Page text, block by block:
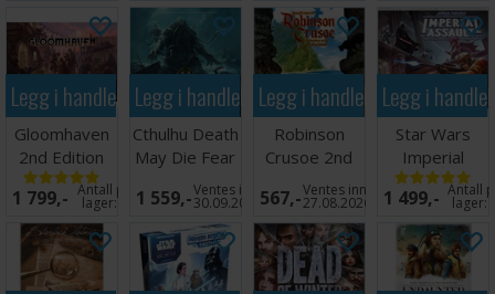
Legg i handlekurven
Gloomhaven
2nd Edition
Brettspill
1 799,- Antall på
lager:
Legg i handlekurven
Cthulhu Death
May Die Fear
of Unknown
1 559,-Ventes inn
30.09.2026
Legg i handlekurven
Robinson
Crusoe 2nd
Edition
Brettspill
567,-Ventes inn
27.08.2026
Legg i
Star Wars
Imperial
Assault
Brettspill
1 499,- Antall
lager: